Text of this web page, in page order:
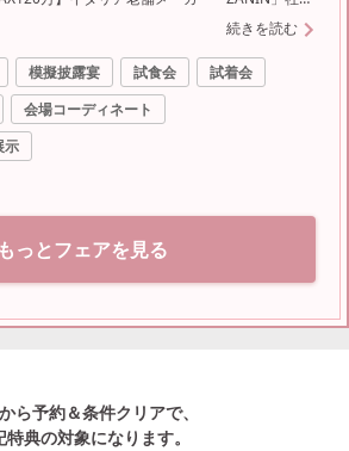
ルガン＆三重奏の圧巻生演奏◇黒毛和牛4万試食
ィ最上階
続きを読む
模擬披露宴 試食会
試着会
会場コーディネート
示
もっとフェアを見る
ら予約＆条件クリアで、
特典の対象になります。